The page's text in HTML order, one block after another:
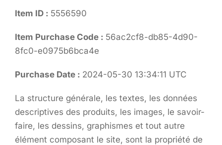
Item ID : 5556590
Item Purchase Code : 56ac2cf8-db85-4d90-
8fc0-e0975b6bca4e
Purchase Date : 2024-05-30 13:34:11 UTC
La structure générale, les textes, les données
descriptives des produits, les images, le savoir-
faire, les dessins, graphismes et tout autre
élément composant le site, sont la propriété de